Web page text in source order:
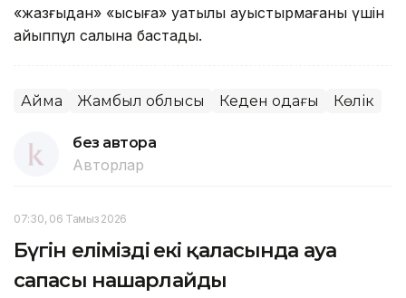
«жазғыдан» «қысқыға» уақтылы ауыстырмағаны үшін
айыппұл салына бастады.
Аймақ Жамбыл облысы Кеден одағы Көлік
без автора
Авторлар
07:30, 06 Тамыз 2026
Бүгін еліміздің екі қаласында ауа
сапасы нашарлайды